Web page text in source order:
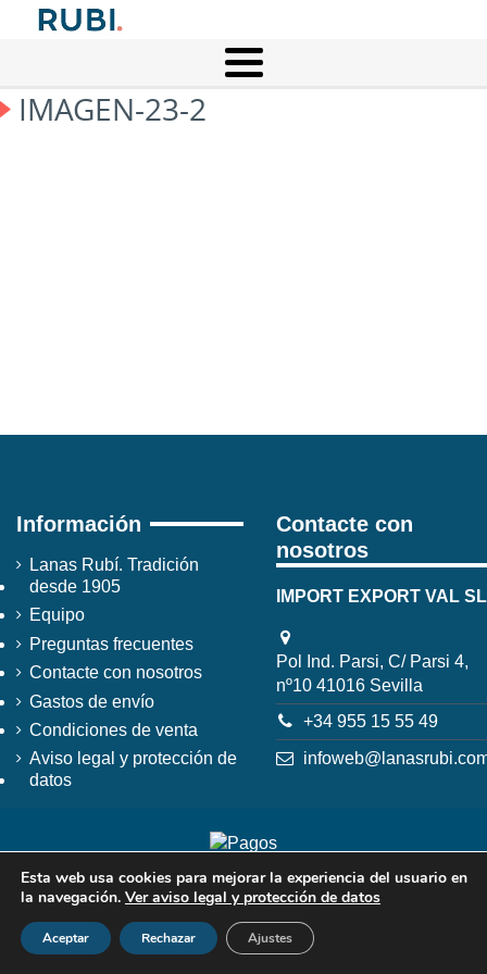
IMAGEN-23-2
Información
Lanas Rubí. Tradición
desde 1905
Equipo
Preguntas frecuentes
Contacte con nosotros
Gastos de envío
Condiciones de venta
Aviso legal y protección de
datos
Contacte con
nosotros
IMPORT EXPORT VAL SL
Pol Ind. Parsi, C/ Parsi 4,
nº10 41016 Sevilla
+34 955 15 55 49
Esta web usa cookies para mejorar la experiencia del usuario en
la navegación. Ver aviso legal y protección de datos
Aceptar Rechazar Ajustes